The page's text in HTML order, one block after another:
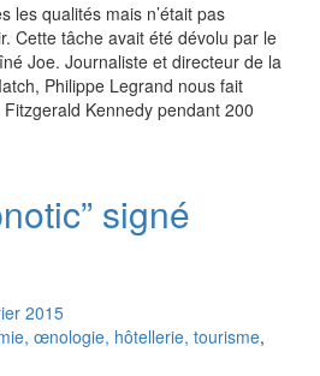
les qualités mais n’était pas
Cette tâche avait été dévolu par le
Joe. Journaliste et directeur de la
Philippe Legrand nous fait
Kennedy pendant 200
signé
2015
œnologie, hôtellerie, tourisme,